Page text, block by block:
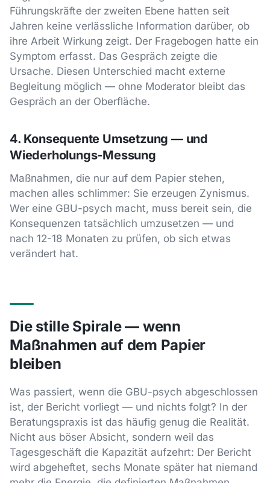
Führungskräfte der zweiten Ebene hatten seit
Jahren keine verlässliche Information darüber, ob
ihre Arbeit Wirkung zeigt. Der Fragebogen hatte ein
Symptom erfasst. Das Gespräch zeigte die
Ursache. Diesen Unterschied macht externe
Begleitung möglich — ohne Moderator bleibt das
Gespräch an der Oberfläche.
4. Konsequente Umsetzung — und
Wiederholungs-Messung
Maßnahmen, die nur auf dem Papier stehen,
machen alles schlimmer: Sie erzeugen Zynismus.
Wer eine GBU-psych macht, muss bereit sein, die
Konsequenzen tatsächlich umzusetzen — und
nach 12-18 Monaten zu prüfen, ob sich etwas
verändert hat.
Die stille Spirale — wenn
Maßnahmen auf dem Papier
bleiben
Was passiert, wenn die GBU-psych abgeschlossen
ist, der Bericht vorliegt — und nichts folgt? In der
Beratungspraxis ist das häufig genug die Realität.
Nicht aus böser Absicht, sondern weil das
Tagesgeschäft die Kapazität aufzehrt: Der Bericht
wird abgeheftet, sechs Monate später hat niemand